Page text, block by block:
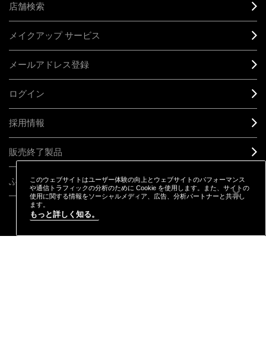
店舗検索
メイクアップ サービス
メールアドレス登録
ログイン
採用情報
販売終了製品
ふるさと納税
このウェブサイトはユーザー体験の向上とウェブサイトのパフォーマンス
や通信トラフィックの分析のために Cookie を使用します。また、サイトの
使用に関する情報をソーシャルメディア、広告、分析パートナーと共有し
ます。
もっと詳しく知る。